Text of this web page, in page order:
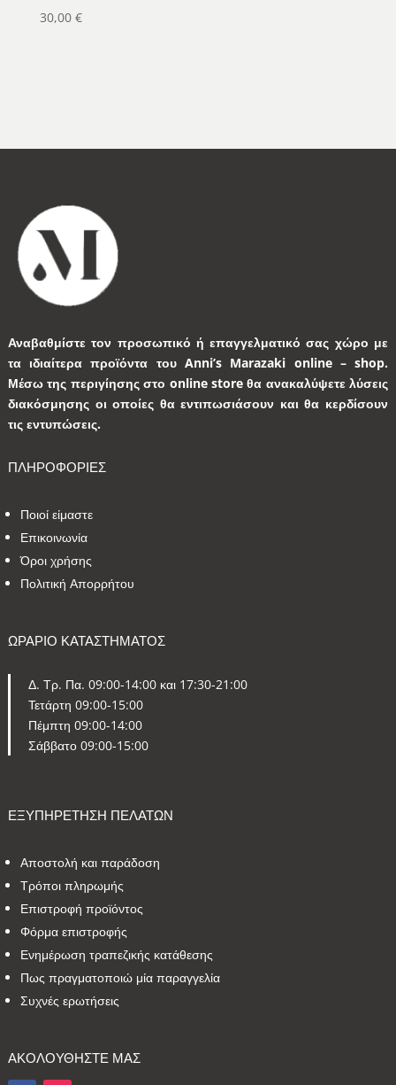
30,00 €
Αναβαθμίστε τον προσωπικό ή επαγγελματικό σας χώρο με
τα ιδιαίτερα προϊόντα του Anni’s Marazaki online – shop.
Μέσω της περιγίησης στο online store θα ανακαλύψετε λύσεις
διακόσμησης οι οποίες θα εντιπωσιάσουν και θα κερδίσουν
τις εντυπώσεις.
ΠΛΗΡΟΦΟΡΙΕΣ
Ποιοί είμαστε
Επικοινωνία
Όροι χρήσης
Πολιτική Απορρήτου
ΩΡΑΡΙΟ ΚΑΤΑΣΤΗΜΑΤΟΣ
Δ. Τρ. Πα. 09:00-14:00 και 17:30-21:00
Τετάρτη 09:00-15:00
Πέμπτη 09:00-14:00
Σάββατο 09:00-15:00
ΕΞΥΠΗΡΕΤΗΣΗ ΠΕΛΑΤΩΝ
Αποστολή και παράδοση
Τρόποι πληρωμής
Επιστροφή προϊόντος
Φόρμα επιστροφής
Ενημέρωση τραπεζικής κατάθεσης
Πως πραγματοποιώ μία παραγγελία
Συχνές ερωτήσεις
ΑΚΟΛΟΥΘΗΣΤΕ ΜΑΣ